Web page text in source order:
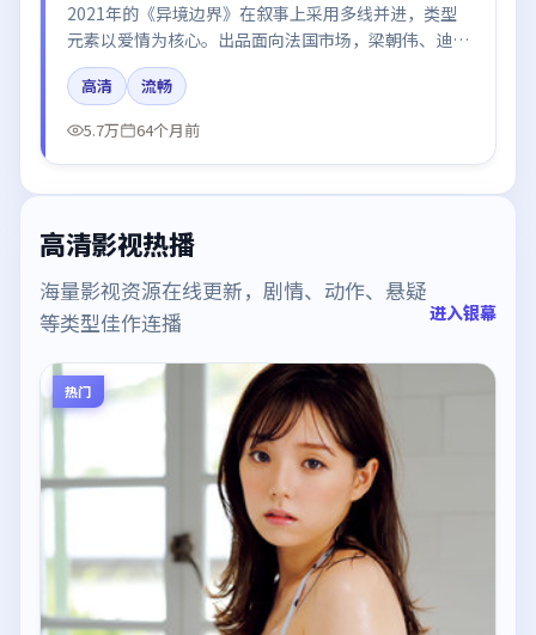
2021年的《异境边界》在叙事上采用多线并进，类型
元素以爱情为核心。出品面向法国市场，梁朝伟、迪丽
热巴、河正宇、于和伟所饰角色推动关键反转，结尾留
白引发讨论。
高清
流畅
5.7万
64个月前
高清影视热播
海量影视资源在线更新，剧情、动作、悬疑
等类型佳作连播
进入银幕
热门